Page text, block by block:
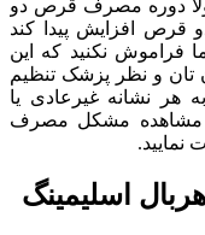
دوره مصرف قرص دو
قرص افزایش پیدا کند
فراموش نکنید که این
تان و نظر پزشک تنظیم
نشانه غیرعادی یا
مشاهده مشکل مصرف
اسلیمینگ